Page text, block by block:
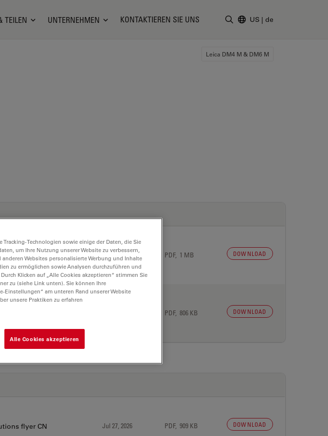
TEILEN UNTERNEHMEN KONTAKTIEREN SIE UNS US | de
Leica DM4 M & DM6 M
potential EN Jul 27, 2026 PDF, 1 MB DOWNLOAD
solution EN PDF, 806 KB DOWNLOAD
flyer CN Jul 27, 2026 PDF, 909 KB DOWNLOAD
Technologien sowie einige der Daten, die Sie
um Ihre Nutzung unserer Website zu verbessern,
Websites personalisierte Werbung und Inhalte
zu ermöglichen sowie Analysen durchzuführen und
Klicken auf „Alle Cookies akzeptieren“ stimmen Sie
zu (siehe Link unten). Sie können Ihre
am unteren Rand unserer Website
unsere Praktiken zu erfahren
Alle Cookies akzeptieren